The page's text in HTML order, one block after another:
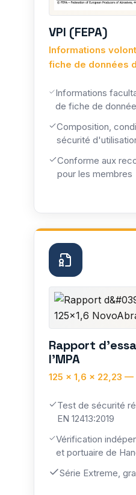
VPI (FEPA)
Informations
fiche de données
Informations
de fiche de
Composition,
sécurité
Conforme aux
pour les membres
Rapport
l'MPA
125 × 1,6 × 22,23
Test de sécurité
EN 12413:2019
Vérification
et portuaire de
Série Extreme,